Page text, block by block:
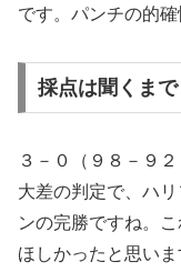
です。パンチの的確
採点は聞くま
３－０（９８－９
大差の判定で、ハ
ンの完勝ですね。
ほしかったと思い